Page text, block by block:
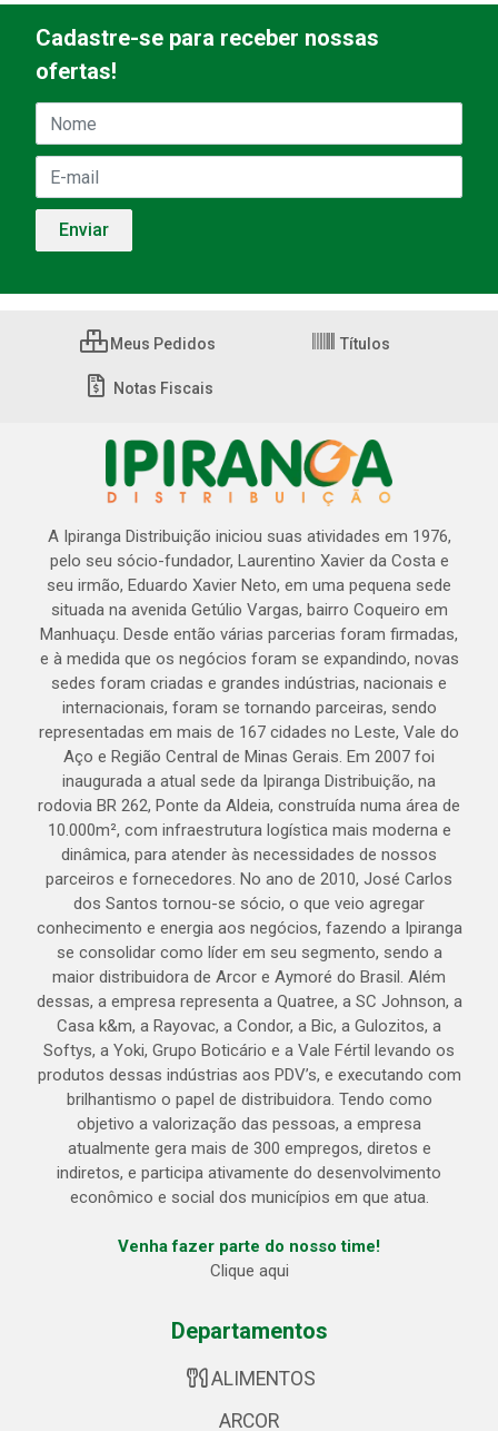
Cadastre-se para receber nossas
ofertas!
Meus Pedidos Títulos
Notas Fiscais
A Ipiranga Distribuição iniciou suas atividades em 1976,
pelo seu sócio-fundador, Laurentino Xavier da Costa e
seu irmão, Eduardo Xavier Neto, em uma pequena sede
situada na avenida Getúlio Vargas, bairro Coqueiro em
Manhuaçu. Desde então várias parcerias foram firmadas,
e à medida que os negócios foram se expandindo, novas
sedes foram criadas e grandes indústrias, nacionais e
internacionais, foram se tornando parceiras, sendo
representadas em mais de 167 cidades no Leste, Vale do
Aço e Região Central de Minas Gerais. Em 2007 foi
inaugurada a atual sede da Ipiranga Distribuição, na
rodovia BR 262, Ponte da Aldeia, construída numa área de
10.000m², com infraestrutura logística mais moderna e
dinâmica, para atender às necessidades de nossos
parceiros e fornecedores. No ano de 2010, José Carlos
dos Santos tornou-se sócio, o que veio agregar
conhecimento e energia aos negócios, fazendo a Ipiranga
se consolidar como líder em seu segmento, sendo a
maior distribuidora de Arcor e Aymoré do Brasil. Além
dessas, a empresa representa a Quatree, a SC Johnson, a
Casa k&m, a Rayovac, a Condor, a Bic, a Gulozitos, a
Softys, a Yoki, Grupo Boticário e a Vale Fértil levando os
produtos dessas indústrias aos PDV’s, e executando com
brilhantismo o papel de distribuidora. Tendo como
objetivo a valorização das pessoas, a empresa
atualmente gera mais de 300 empregos, diretos e
indiretos, e participa ativamente do desenvolvimento
econômico e social dos municípios em que atua.
Venha fazer parte do nosso time!
Clique aqui
Departamentos
ALIMENTOS
ARCOR